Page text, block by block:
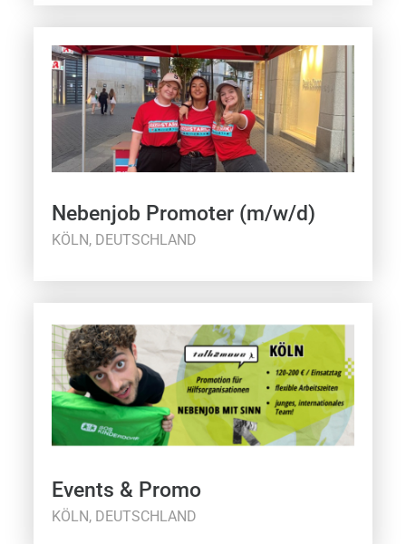
Nebenjob Promoter (m/w/d)
KÖLN, DEUTSCHLAND
Events & Promo
KÖLN, DEUTSCHLAND